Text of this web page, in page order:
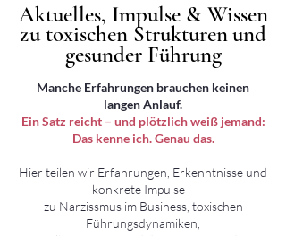
Aktuelles, Impulse & Wissen
zu toxischen Strukturen und
gesunder Führung
Aktuelles, Impulse & Wissen
zu toxischen Strukturen und
gesunder Führung
Manche Erfahrungen brauchen keinen
langen Anlauf.
Ein Satz reicht – und plötzlich weiß jemand:
Das kenne ich. Genau das.
Hier teilen wir Erfahrungen, Erkenntnisse und
konkrete Impulse –
zu Narzissmus im Business, toxischen
Führungsdynamiken,